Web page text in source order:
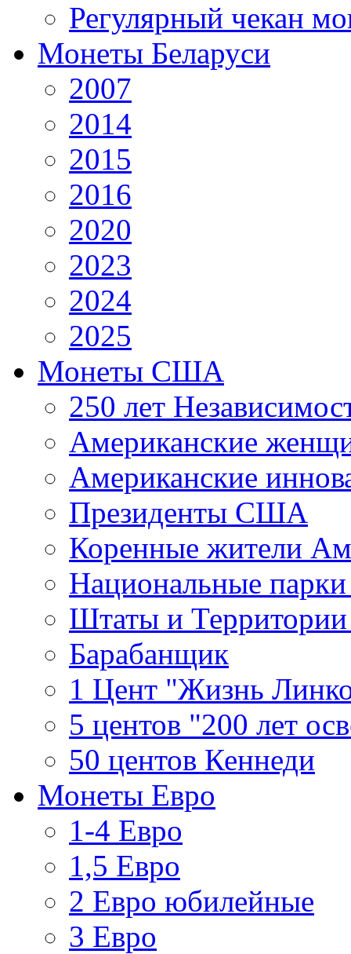
Регулярный чекан
Монеты Беларуси
2007
2014
2015
2016
2020
2023
2024
2025
Монеты США
250 лет
Американские
Американские
Президенты США
Коренные жители
Национальные
Штаты и
Барабанщик
1 Цент "Жизнь
5 центов "200 лет
50 центов Кеннеди
Монеты Евро
1-4 Евро
1,5 Евро
2 Евро юбилейные
3 Евро